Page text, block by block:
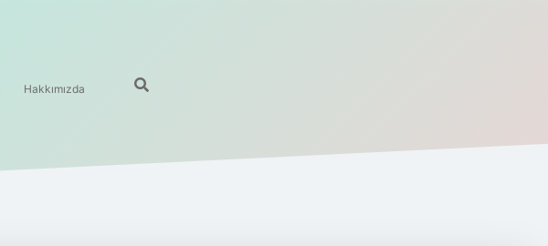
Hakkımızda